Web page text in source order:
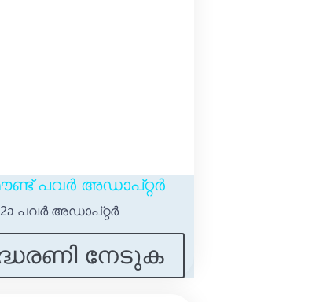
പവർ അഡാപ്റ്റർ
2a പവർ അഡാപ്റ്റർ
നേടുക